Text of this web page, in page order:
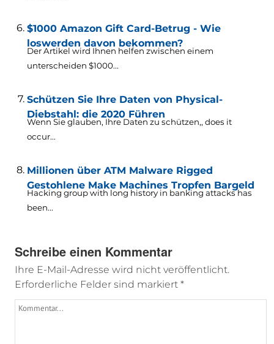
$1000 Amazon Gift Card-Betrug - Wie
loswerden davon bekommen?
Der Artikel wird Ihnen helfen zwischen einem
unterscheiden $1000...
Schützen Sie Ihre Daten von Physical-
Diebstahl: die 2020 Führen
Wenn Sie glauben, Ihre Daten zu schützen,, does it
occur...
Millionen über ATM Malware Rigged
Gestohlene Make Machines Tropfen Bargeld
Hacking group with long history in banking attacks has
been...
Schreibe einen Kommentar
Ihre E-Mail-Adresse wird nicht veröffentlicht.
Erforderliche Felder sind markiert *